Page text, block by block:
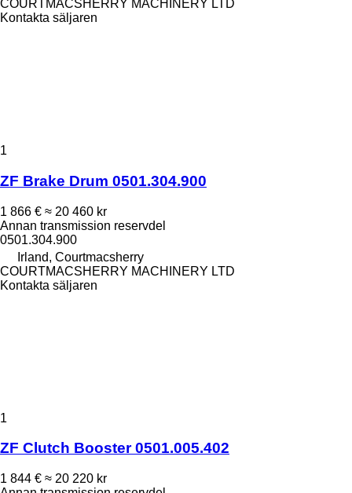
COURTMACSHERRY MACHINERY LTD
Kontakta säljaren
1
ZF Brake Drum 0501.304.900
1 866 € ≈ 20 460 kr
Annan transmission reservdel
0501.304.900
Irland, Courtmacsherry
COURTMACSHERRY MACHINERY LTD
Kontakta säljaren
1
ZF Clutch Booster 0501.005.402
1 844 € ≈ 20 220 kr